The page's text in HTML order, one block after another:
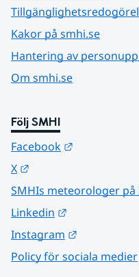
Kakor på smhi.se
Hantering av
Om smhi.se
Följ SMHI
Facebook
X
SMHIs meteorologer på
Linkedin
Instagram
Policy för sociala medier